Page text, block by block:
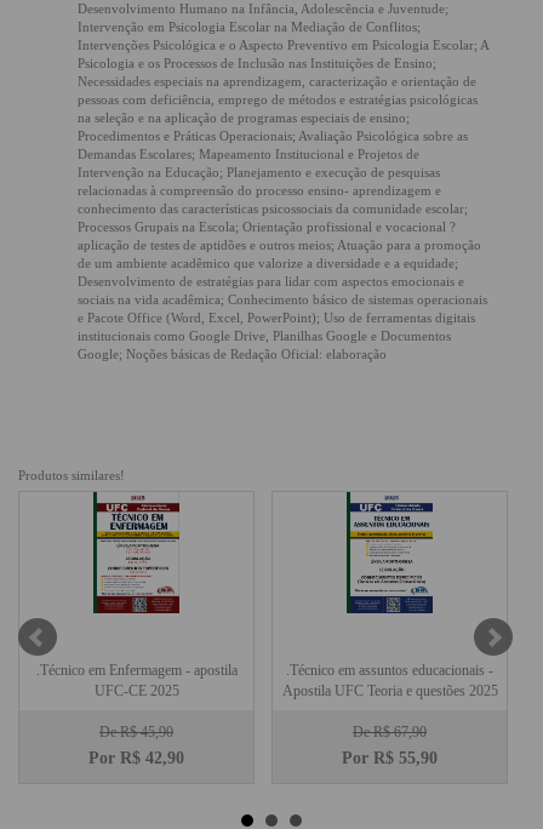
Desenvolvimento Humano na Infância, Adolescência e Juventude;
Intervenção em Psicologia Escolar na Mediação de Conflitos;
Intervenções Psicológica e o Aspecto Preventivo em Psicologia Escolar; A
Psicologia e os Processos de Inclusão nas Instituições de Ensino;
Necessidades especiais na aprendizagem, caracterização e orientação de
pessoas com deficiência, emprego de métodos e estratégias psicológicas
na seleção e na aplicação de programas especiais de ensino;
Procedimentos e Práticas Operacionais; Avaliação Psicológica sobre as
Demandas Escolares; Mapeamento Institucional e Projetos de
Intervenção na Educação; Planejamento e execução de pesquisas
relacionadas à compreensão do processo ensino- aprendizagem e
conhecimento das características psicossociais da comunidade escolar;
Processos Grupais na Escola; Orientação profissional e vocacional ?
aplicação de testes de aptidões e outros meios; Atuação para a promoção
de um ambiente acadêmico que valorize a diversidade e a equidade;
Desenvolvimento de estratégias para lidar com aspectos emocionais e
sociais na vida acadêmica; Conhecimento básico de sistemas operacionais
e Pacote Office (Word, Excel, PowerPoint); Uso de ferramentas digitais
institucionais como Google Drive, Planilhas Google e Documentos
Google; Noções básicas de Redação Oficial: elaboração
Produtos similares!
.Técnico em Enfermagem - apostila
UFC-CE 2025
De R$ 45,90
Por R$ 42,90
.Técnico em assuntos educacionais -
Apostila UFC Teoria e questões 2025
De R$ 67,90
Por R$ 55,90